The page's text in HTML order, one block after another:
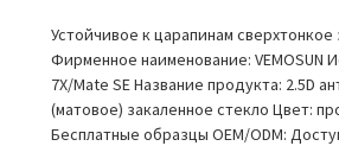
Устойчивое к царапинам сверхтонкое
Фирменное наименование: VEMOSUN
7X/Mate SE Название продукта: 2.5D
(матовое) закаленное стекло Цвет:
Бесплатные образцы OEM/ODM: